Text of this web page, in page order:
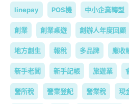
linepay POS機 中小企業轉型
創業 創業桌遊 創辦人年度回顧
地方創生 報稅 多品牌 應收
新手老闆 新手記帳 旅遊業
營所稅 營業登記 營業稅 現